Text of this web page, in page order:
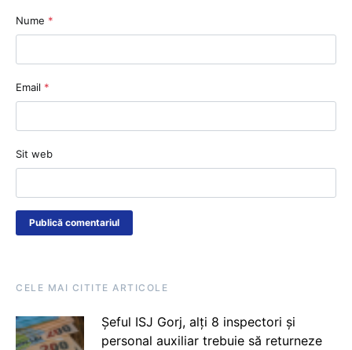
Nume *
Email *
Sit web
CELE MAI CITITE ARTICOLE
Șeful ISJ Gorj, alți 8 inspectori și
personal auxiliar trebuie să returneze